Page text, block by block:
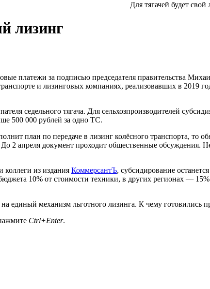
Для тягачей будет
лизинг
платежи за подписью председателя правительства
и лизинговых компаниях, реализовавших в
седельного тягача. Для сельхозпроизводителей
500 000 рублей за одно ТС.
план по передаче в лизинг колёсного транспорта, то
2 апреля документ проходит общественные обсуждения.
коллеги из издания КоммерсантЪ, субсидирование
10% от стоимости техники, в других регионах —
единый механизм льготного лизинга. К чему готовились
Ctrl+Enter.